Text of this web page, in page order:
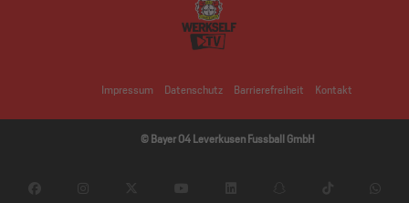
Impressum Datenschutz Barrierefreiheit Kontakt
© Bayer 04 Leverkusen Fussball GmbH